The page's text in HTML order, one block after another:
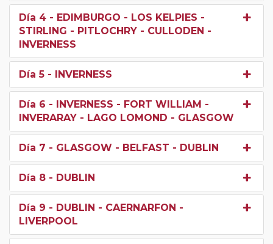
Día 4 - EDIMBURGO - LOS KELPIES -
STIRLING - PITLOCHRY - CULLODEN -
INVERNESS
Día 5 - INVERNESS
Día 6 - INVERNESS - FORT WILLIAM -
INVERARAY - LAGO LOMOND - GLASGOW
Día 7 - GLASGOW - BELFAST - DUBLIN
Día 8 - DUBLIN
Día 9 - DUBLIN - CAERNARFON -
LIVERPOOL